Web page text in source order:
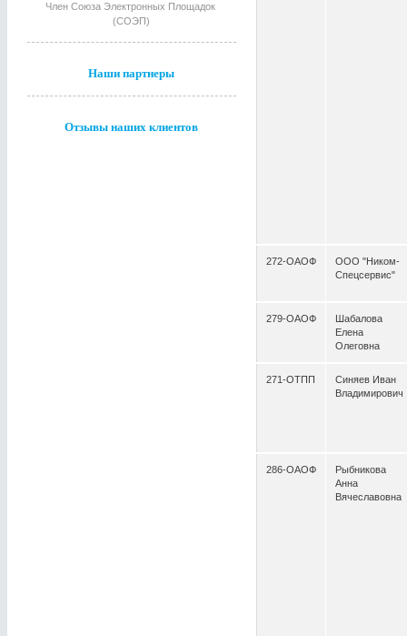
Член Союза Электронных Площадок
(СОЭП)
Наши партнеры
Отзывы наших клиентов
272-ОАОФ
ООО "Ником-
Спецсервис"
279-ОАОФ
Шабалова
Елена
Олеговна
271-ОТПП
Синяев Иван
Владимирович
286-ОАОФ
Рыбникова
Анна
Вячеславовна